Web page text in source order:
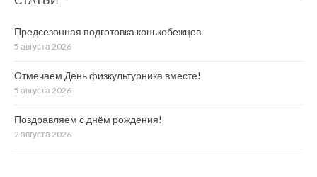
Предсезонная подготовка конькобежцев
5 августа 2026
Отмечаем День физкультурника вместе!
5 августа 2026
Поздравляем с днём рождения!
2 августа 2026